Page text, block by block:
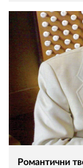
Романтични